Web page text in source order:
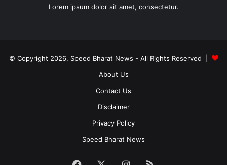
Lorem ipsum dolor sit amet, consectetur.
© Copyright 2026, Speed Bharat News - All Rights Reserved |
About Us
Contact Us
Disclaimer
Privacy Policy
Speed Bharat News